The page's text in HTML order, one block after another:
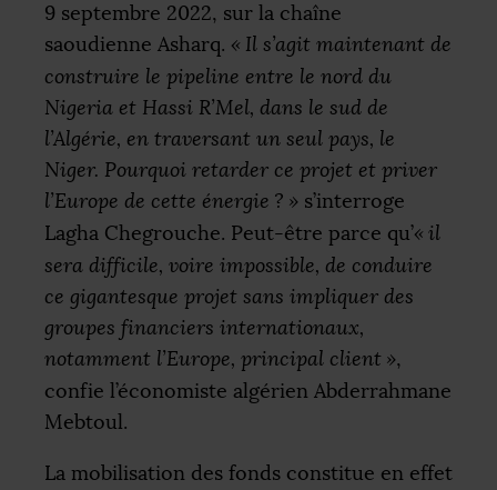
9 septembre 2022, sur la chaîne
saoudienne Asharq. « Il s’agit maintenant de
construire le pipeline entre le nord du
Nigeria et Hassi R’Mel, dans le sud de
l’Algérie, en traversant un seul pays, le
Niger. Pourquoi retarder ce projet et priver
l’Europe de cette énergie ? » s’interroge
Lagha Chegrouche. Peut-être parce qu’« il
sera difficile, voire impossible, de conduire
ce gigantesque projet sans impliquer des
groupes financiers internationaux,
notamment l’Europe, principal client »,
confie l’économiste algérien Abderrahmane
Mebtoul.
La mobilisation des fonds constitue en effet